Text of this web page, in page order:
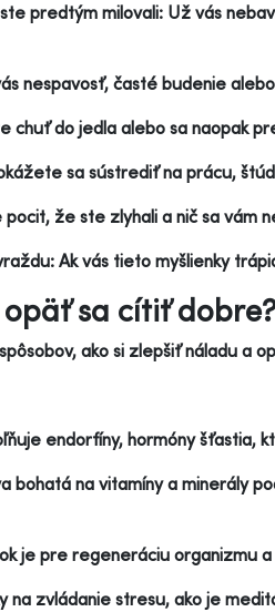
predtým milovali: Už vás
nespavosť, časté budenie
chuť do jedla alebo sa naopak
sa sústrediť na prácu,
že ste zlyhali a nič sa vám
Ak vás tieto myšlienky
sa cítiť dobre?
ako si zlepšiť náladu a
endorfíny, hormóny šťastia,
bohatá na vitamíny a minerály
je pre regeneráciu organizmu
na zvládanie stresu, ako je